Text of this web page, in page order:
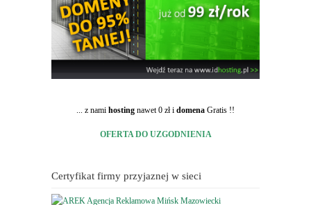
... z nami hosting nawet 0 zł i domena Gratis !!
OFERTA DO UZGODNIENIA
Certyfikat firmy przyjaznej w sieci